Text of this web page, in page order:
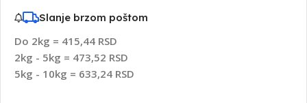
Slanje brzom poštom
Do 2kg = 415,44 RSD
2kg - 5kg = 473,52 RSD
5kg - 10kg = 633,24 RSD